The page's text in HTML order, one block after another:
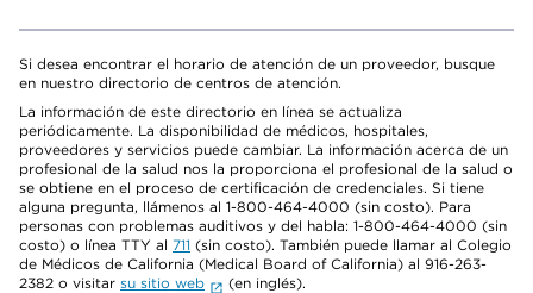
Si desea encontrar el horario de atención de un proveedor, busque
en nuestro directorio de centros de atención.
La información de este directorio en línea se actualiza
periódicamente. La disponibilidad de médicos, hospitales,
proveedores y servicios puede cambiar. La información acerca de un
profesional de la salud nos la proporciona el profesional de la salud o
se obtiene en el proceso de certificación de credenciales. Si tiene
alguna pregunta, llámenos al 1-800-464-4000 (sin costo). Para
personas con problemas auditivos y del habla: 1-800-464-4000 (sin
costo) o línea TTY al 711 (sin costo). También puede llamar al Colegio
de Médicos de California (Medical Board of California) al 916-263-
2382 o visitar su sitio web
(en inglés).